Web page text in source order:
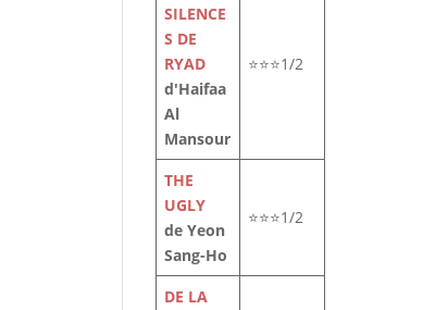
SILENCE
S DE
RYAD
d'Haifaa
Al
Mansour
⭐⭐⭐1/2
THE
UGLY
de Yeon
Sang-Ho
⭐⭐⭐1/2
DE LA